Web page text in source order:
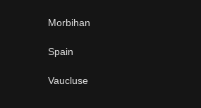
Morbihan
Spain
Vaucluse